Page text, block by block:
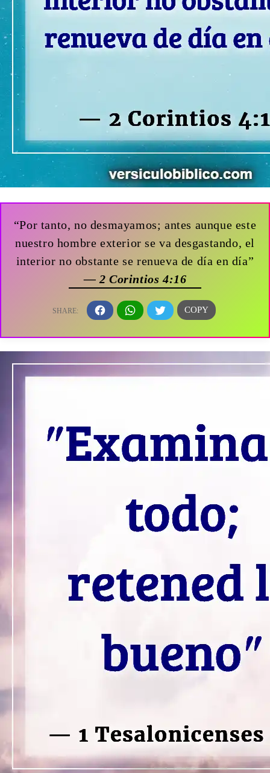
“Por tanto, no desmayamos; antes aunque este
nuestro hombre exterior se va desgastando, el
interior no obstante se renueva de día en día”
— 2 Corintios 4:16